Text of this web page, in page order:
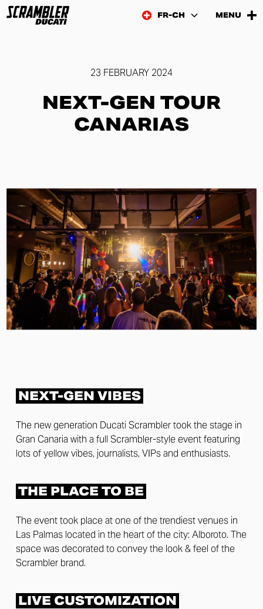
FR-CH MENU
23 FEBRUARY 2024
NEXT-GEN TOUR
CANARIAS
NEXT-GEN VIBES
The new generation Ducati Scrambler took the stage in
Gran Canaria with a full Scrambler-style event featuring
lots of yellow vibes, journalists, VIPs and enthusiasts.
THE PLACE TO BE
The event took place at one of the trendiest venues in
Las Palmas located in the heart of the city: Alboroto. The
space was decorated to convey the look & feel of the
Scrambler brand.
LIVE CUSTOMIZATION